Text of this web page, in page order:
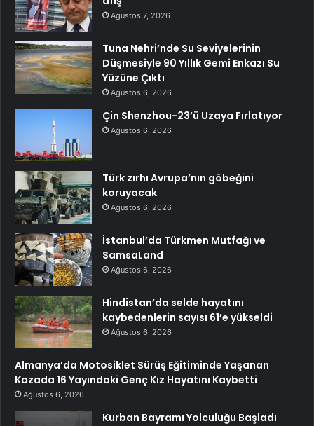
Ağustos 7, 2026
Tuna Nehri’nde Su Seviyelerinin
Düşmesiyle 90 Yıllık Gemi Enkazı Su
Yüzüne Çıktı
Ağustos 6, 2026
Çin Shenzhou-23’ü Uzaya Fırlatıyor
Ağustos 6, 2026
Türk zırhı Avrupa’nın göbeğini
koruyacak
Ağustos 6, 2026
İstanbul’da Türkmen Mutfağı ve
SamsaLand
Ağustos 6, 2026
Hindistan’da selde hayatını
kaybedenlerin sayısı 61’e yükseldi
Ağustos 6, 2026
Almanya’da Motosiklet Sürüş Eğitiminde Yaşanan
Kazada 16 Yayındaki Genç Kız Hayatını Kaybetti
Ağustos 6, 2026
Kurban Bayramı Yolculuğu Başladı